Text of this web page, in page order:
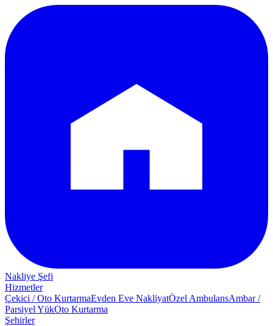
Nakliye Şefi
Hizmetler
Çekici / Oto KurtarmaEvden Eve NakliyatÖzel AmbulansAmbar /
Parsiyel YükOto Kurtarma
Şehirler